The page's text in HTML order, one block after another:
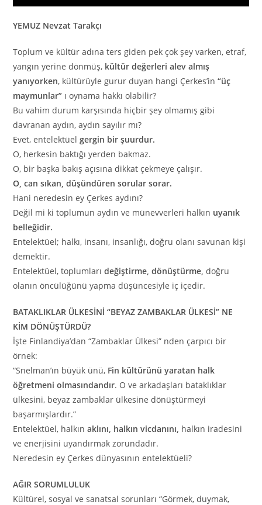
YEMUZ Nevzat Tarakçı
Toplum ve kültür adına ters giden pek çok şey varken, etraf,
yangın yerine dönmüş, kültür değerleri alev almış
yanıyorken, kültürüyle gurur duyan hangi Çerkes’in“üç
maymunlar” ı oynama hakkı olabilir?
Bu vahim durum karşısında hiçbir şey olmamış gibi
davranan aydın, aydın sayılır mı?
Evet, entelektüelgergin bir şuurdur.
O, herkesin baktığı yerden bakmaz.
O, bir başka bakış açısına dikkat çekmeye çalışır.
O, can sıkan, düşündüren sorular sorar.
Hani neredesin ey Çerkes aydını?
Değil mi ki toplumun aydın ve münevverleri halkın uyanık
belleğidir.
Entelektüel; halkı, insanı, insanlığı, doğru olanı savunan kişi
demektir.
Entelektüel, toplumlarıdeğiştirme, dönüştürme,doğru
olanın öncülüğünü yapma düşüncesiyle iç içedir.
BATAKLIKLAR ÜLKESİNİ “BEYAZ ZAMBAKLAR ÜLKESİ” NE
KİM DÖNÜŞTÜRDÜ?
İşte Finlandiya’dan “Zambaklar Ülkesi” nden çarpıcı bir
örnek:
“Snelman’ın büyük ünü, Fin kültürünü yaratan halk
öğretmeni olmasındandır. O ve arkadaşları bataklıklar
ülkesini, beyaz zambaklar ülkesine dönüştürmeyi
başarmışlardır.”
Entelektüel, halkınaklını, halkın vicdanını, halkın iradesini
ve enerjisini uyandırmak zorundadır.
Neredesin ey Çerkes dünyasının entelektüeli?
AĞIR SORUMLULUK
Kültürel, sosyal ve sanatsal sorunları “Görmek, duymak,